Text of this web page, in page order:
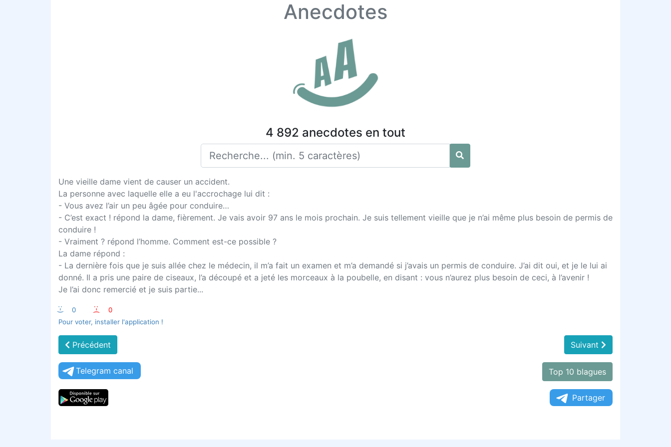
Anecdotes
4 892 anecdotes en tout
Une vieille dame vient de causer un accident.
La personne avec laquelle elle a eu l'accrochage lui dit :
- Vous avez l’air un peu âgée pour conduire…
- C’est exact ! répond la dame, fièrement. Je vais avoir 97 ans le mois prochain. Je suis tellement vieille que je n’ai même plus besoin de permis de
conduire !
- Vraiment ? répond l’homme. Comment est-ce possible ?
La dame répond :
- La dernière fois que je suis allée chez le médecin, il m’a fait un examen et m’a demandé si j’avais un permis de conduire. J’ai dit oui, et je le lui ai
donné. Il a pris une paire de ciseaux, l’a découpé et a jeté les morceaux à la poubelle, en disant : vous n’aurez plus besoin de ceci, à l’avenir !
Je l’ai donc remercié et je suis partie...
:-) 0 :-(
0
Pour voter, installer l'application !
Précédent Suivant
Telegram canal Top 10 blagues
Partager